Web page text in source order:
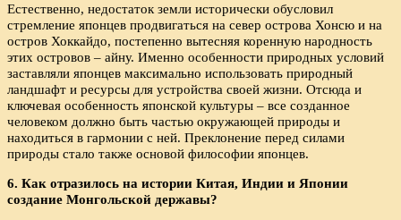
Естественно, недостаток земли исторически обусловил
стремление японцев продвигаться на север острова Хонсю и на
остров Хоккайдо, постепенно вытесняя коренную народность
этих островов – айну. Именно особенности природных условий
заставляли японцев максимально использовать природный
ландшафт и ресурсы для устройства своей жизни. Отсюда и
ключевая особенность японской культуры – все созданное
человеком должно быть частью окружающей природы и
находиться в гармонии с ней. Преклонение перед силами
природы стало также основой философии японцев.
6. Как отразилось на истории Китая, Индии и Японии
создание Монгольской державы?